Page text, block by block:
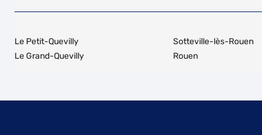
5 CLASSIC MOTORS
Allee Delamare Debouteville
Le Petit-Quevilly
Le Grand-Quevilly
Sotteville-lès-Rouen
Rouen